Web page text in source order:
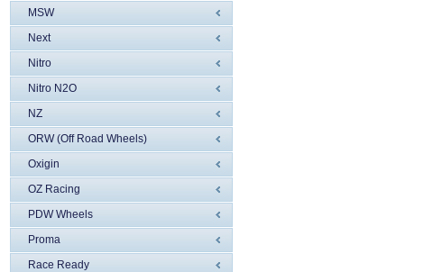
MSW
Next
Nitro
Nitro N2O
NZ
ORW (Off Road Wheels)
Oxigin
OZ Racing
PDW Wheels
Proma
Race Ready